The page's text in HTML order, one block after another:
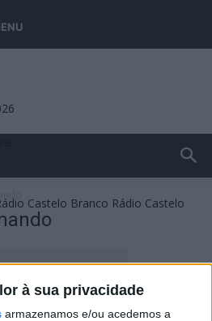
à sua privacidade
armazenamos e/ou acedemos a
Rádio Castelo